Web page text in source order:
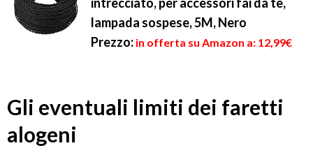
lampada sospese, 5M, Nero
Prezzo: in offerta su Amazon a: 12,99€
Gli eventuali limiti dei faretti
alogeni